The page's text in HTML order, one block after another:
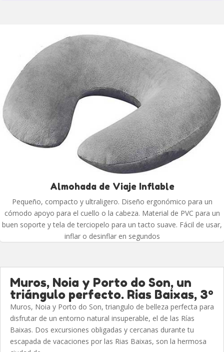
Almohada de Viaje Inflable
Pequeño, compacto y ultraligero. Diseño ergonómico para un
cómodo apoyo para el cuello o la cabeza. Material de PVC para un
buen soporte y tela de terciopelo para un tacto suave. Fácil de usar,
inflar o desinflar en segundos
Muros, Noia y Porto do Son, un
triángulo perfecto. Rias Baixas, 3º
Muros, Noia y Porto do Son, triangulo de belleza perfecta para
disfrutar de un entorno natural insuperable, el de las Rías
Baixas. Dos excursiones obligadas y cercanas durante tu
escapada de vacaciones por las Rias Baixas, son la hermosa